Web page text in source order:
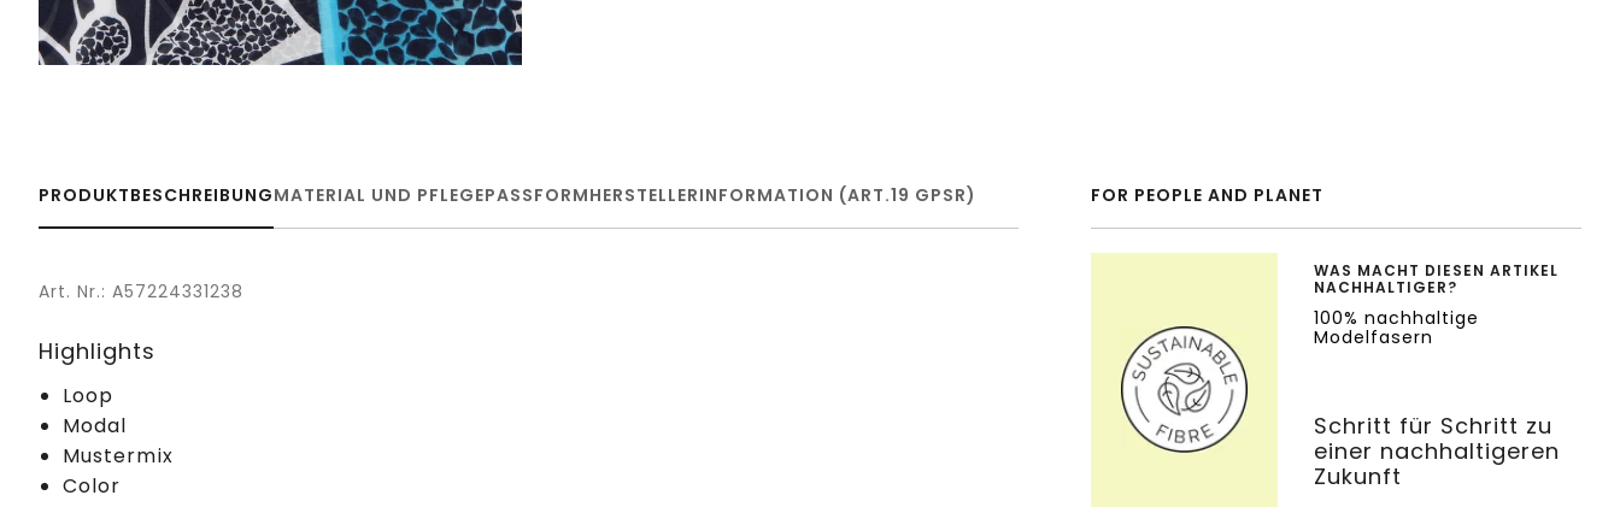
PRODUKTBESCHREIBUNGMATERIAL UND PFLEGEPASSFORMHERSTELLERINFORMATION (ART.19 GPSR)
Art. Nr.: A57224331238
Highlights
Loop
Modal
Mustermix
Color
FOR PEOPLE AND PLANET
WAS MACHT DIESEN ARTIKEL
NACHHALTIGER?
100% nachhaltige
Modelfasern
Schritt für Schritt zu
einer nachhaltigeren
Zukunft